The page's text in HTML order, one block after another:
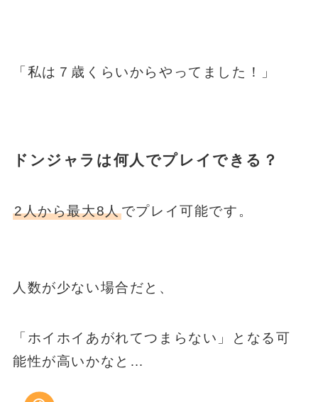
「私は７歳くらいからやってました！」
ドンジャラは何人でプレイできる？
2人から最大8人でプレイ可能です。
人数が少ない場合だと、
「ホイホイあがれてつまらない」となる可
能性が高いかなと…